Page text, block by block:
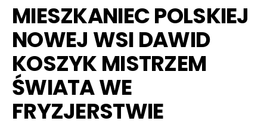
MIESZKANIEC POLSKIEJ
NOWEJ WSI DAWID
KOSZYK MISTRZEM
ŚWIATA WE
FRYZJERSTWIE